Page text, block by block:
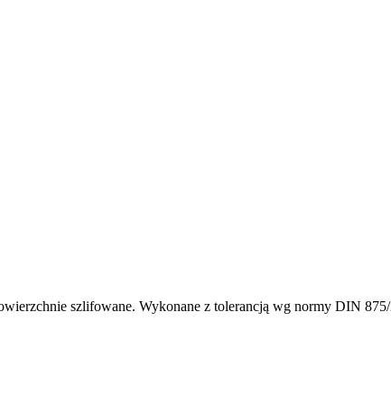
szlifowane. Wykonane z tolerancją wg normy DIN